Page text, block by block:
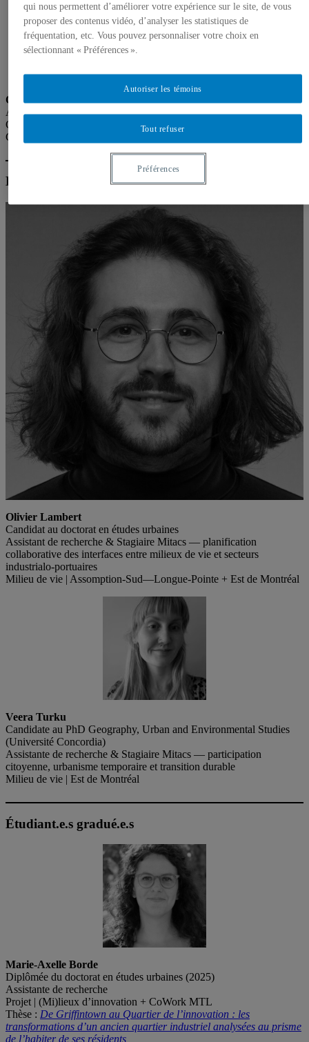
Olivier Lambert
Assistant de recherche — coordination de l’OMV
Candidat au doctorat en études urbaines
Courriel :
Étudiant.e.s aux 1er, 2e et 3e cycles
Olivier Lambert
Candidat au doctorat en études urbaines
Assistant de recherche & Stagiaire Mitacs — planification
collaborative des interfaces entre milieux de vie et secteurs
industrialo-portuaires
Milieu de vie | Assomption-Sud—Longue-Pointe + Est de Montréal
Veera Turku
Candidate au PhD Geography, Urban and Environmental Studies
(Université Concordia)
Assistante de recherche & Stagiaire Mitacs — participation
citoyenne, urbanisme temporaire et transition durable
Milieu de vie | Est de Montréal
Étudiant.e.s gradué.e.s
Marie-Axelle Borde
Diplômée du doctorat en études urbaines (2025)
Assistante de recherche
Projet | (Mi)lieux d’innovation + CoWork MTL
Thèse : De Griffintown au Quartier de l’innovation : les
transformations d’un ancien quartier industriel analysées au prisme
de l’habiter de ses résidents
qui nous permettent d’améliorer votre expérience sur le site, de vous
proposer des contenus vidéo, d’analyser les statistiques de
fréquentation, etc. Vous pouvez personnaliser votre choix en
sélectionnant « Préférences ».
Tout refuser
Autoriser les témoins
Préférences